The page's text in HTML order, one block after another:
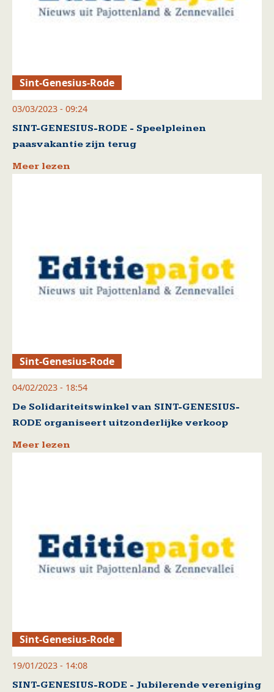
Sint-Genesius-Rode
03/03/2023 - 09:24
SINT-GENESIUS-RODE - Speelpleinen
paasvakantie zijn terug
Meer lezen
Sint-Genesius-Rode
04/02/2023 - 18:54
De Solidariteitswinkel van SINT-GENESIUS-
RODE organiseert uitzonderlijke verkoop
Meer lezen
Sint-Genesius-Rode
19/01/2023 - 14:08
SINT-GENESIUS-RODE - Jubilerende vereniging